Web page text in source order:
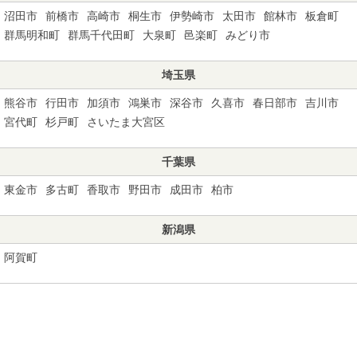
沼田市 前橋市 高崎市 桐生市 伊勢崎市 太田市 館林市
板倉町
群馬明和町
群馬千代田町 大泉町 邑楽町 みどり市
埼玉県
熊谷市 行田市 加須市 鴻巣市 深谷市 久喜市 春日部市
吉川市
宮代町
杉戸町 さいたま大宮区
千葉県
東金市 多古町 香取市 野田市 成田市 柏市
新潟県
阿賀町